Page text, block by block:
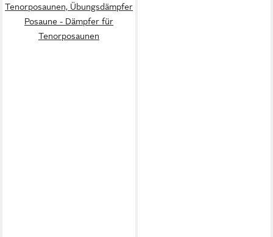
Tenorposaunen, Übungsdämpfer
Posaune - Dämpfer für
Tenorposaunen